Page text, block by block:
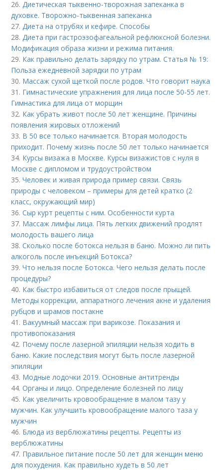
26.Диетическая тыквенно-творожная запеканка в
духовке. Творожно-тыквенная запеканка
27.Диета на отрубях и кефире. Способы
28.Диета при гастроэзофагеальной рефлюксной болезни.
Модификация образа жизни и режима питания.
29. Как правильно делать зарядку по утрам. Статья № 19:
Польза ежедневной зарядки по утрам
30. Массаж сухой щеткой после родов. Что говорит наука
31. Гимнастические упражнения для лица после 50-55 лет.
Гимнастика для лица от морщин
32. Как убрать живот после 50 лет женщине. Причины
появления жировых отложений
33. В 50 все только начинается. Вторая молодость
приходит. Почему жизнь после 50 лет только начинается
34. Курсы визажа в Москве. Курсы визажистов с нуля в
Москве с дипломом и трудоустройством
35.Человек и живая природа пример связи. Связь
природы с человеком – примеры для детей кратко (2
класс, окружающий мир)
36.Сыр курт рецепты с ним. Особенности курта
37. Массаж лимфы лица. Пять легких движений продлят
молодость вашего лица
38.Сколько после ботокса нельзя в баню. Можно ли пить
алкоголь после инъекций Ботокса?
39.Что нельзя после Ботокса. Чего нельзя делать после
процедуры?
40. Как быстро избавиться от следов после прыщей.
Методы коррекции, аппаратного лечения акне и удаления
рубцов и шрамов постакне
41. Вакуумный массаж при варикозе. Показания и
противопоказания
42. Почему после лазерной эпиляции нельзя ходить в
баню. Какие последствия могут быть после лазерной
эпиляции
43. Модные лодочки 2019. Основные антитренды
44.Органы и лицо. Определение болезней по лицу
45. Как увеличить кровообращение в малом тазу у
мужчин. Как улучшить кровообращение малого таза у
мужчин
46. Блюда из верблюжатины рецепты. Рецепты из
верблюжатины
47. Правильное питание после 50 лет для женщин меню
для похудения. Как правильно худеть в 50 лет